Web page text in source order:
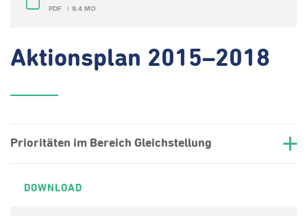
PDF 9.4 MO
Aktionsplan 2015–2018
Prioritäten im Bereich Gleichstellung
DOWNLOAD